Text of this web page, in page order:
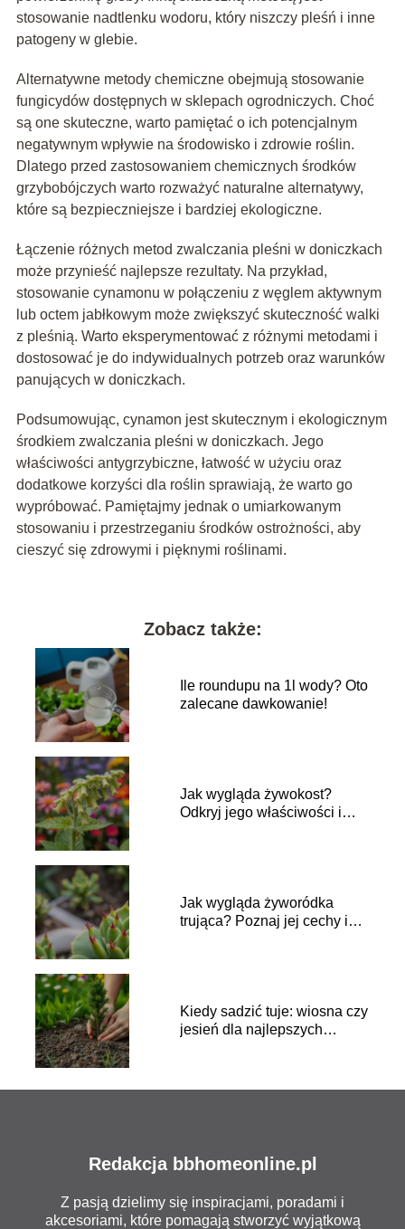
stosowanie nadtlenku wodoru, który niszczy pleśń i inne
patogeny w glebie.
Alternatywne metody chemiczne obejmują stosowanie
fungicydów dostępnych w sklepach ogrodniczych. Choć
są one skuteczne, warto pamiętać o ich potencjalnym
negatywnym wpływie na środowisko i zdrowie roślin.
Dlatego przed zastosowaniem chemicznych środków
grzybobójczych warto rozważyć naturalne alternatywy,
które są bezpieczniejsze i bardziej ekologiczne.
Łączenie różnych metod zwalczania pleśni w doniczkach
może przynieść najlepsze rezultaty. Na przykład,
stosowanie cynamonu w połączeniu z węglem aktywnym
lub octem jabłkowym może zwiększyć skuteczność walki
z pleśnią. Warto eksperymentować z różnymi metodami i
dostosować je do indywidualnych potrzeb oraz warunków
panujących w doniczkach.
Podsumowując, cynamon jest skutecznym i ekologicznym
środkiem zwalczania pleśni w doniczkach. Jego
właściwości antygrzybiczne, łatwość w użyciu oraz
dodatkowe korzyści dla roślin sprawiają, że warto go
wypróbować. Pamiętajmy jednak o umiarkowanym
stosowaniu i przestrzeganiu środków ostrożności, aby
cieszyć się zdrowymi i pięknymi roślinami.
Zobacz także:
Ile roundupu na 1l wody? Oto
zalecane dawkowanie!
Jak wygląda żywokost?
Odkryj jego właściwości i
Jak wygląda żyworódka
trująca? Poznaj jej cechy i
Kiedy sadzić tuje: wiosna czy
jesień dla najlepszych
Redakcja bbhomeonline.pl
Z pasją dzielimy się inspiracjami, poradami i
akcesoriami, które pomagają stworzyć wyjątkową